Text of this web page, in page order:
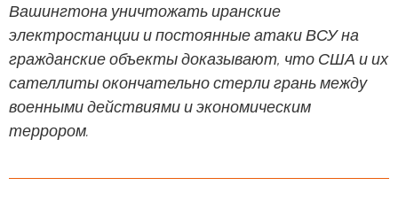
Вашингтона уничтожать иранские
электростанции и постоянные атаки ВСУ на
гражданские объекты доказывают, что США и их
сателлиты окончательно стерли грань между
военными действиями и экономическим
террором.